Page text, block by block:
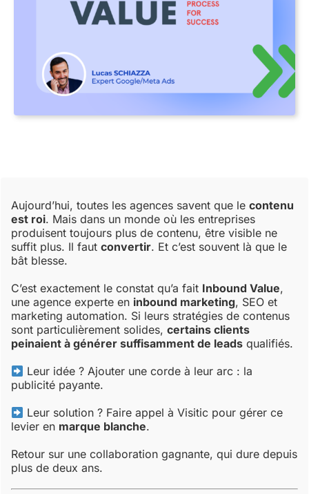
Aujourd’hui, toutes les agences savent que lecontenu
est roi. Mais dans un monde où les entreprises
produisent toujours plus de contenu, être visible ne
suffit plus. Il fautconvertir. Et c’est souvent là que le
bât blesse.
C’est exactement le constat qu’a fait Inbound Value,
une agence experte en inbound marketing, SEO et
marketing automation. Si leurs stratégies de contenus
sont particulièrement solides,certains clients
peinaient à générer suffisamment de leads qualifiés.
Leur idée ? Ajouter une corde à leur arc : la
publicité payante.
Leur solution ? Faire appel à Visitic pour gérer ce
levier en marque blanche.
Retour sur une collaboration gagnante, qui dure depuis
plus de deux ans.